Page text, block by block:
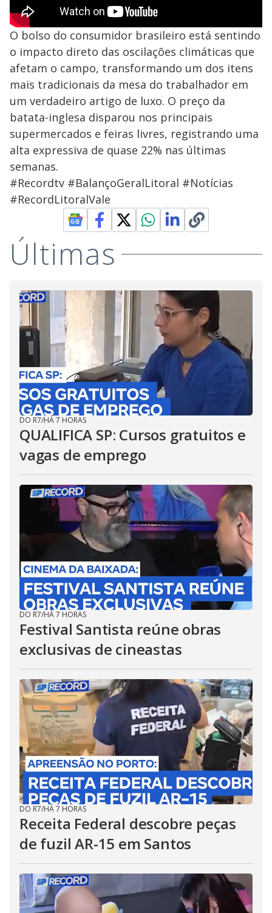
O bolso do consumidor brasileiro está sentindo
o impacto direto das oscilações climáticas que
afetam o campo, transformando um dos itens
mais tradicionais da mesa do trabalhador em
um verdadeiro artigo de luxo. O preço da
batata-inglesa disparou nos principais
supermercados e feiras livres, registrando uma
alta expressiva de quase 22% nas últimas
semanas.
#Recordtv #BalançoGeralLitoral #Notícias
#RecordLitoralVale
Últimas
DO R7/HÁ 7 HORAS
QUALIFICA SP: Cursos gratuitos e
vagas de emprego
DO R7/HÁ 7 HORAS
Festival Santista reúne obras
exclusivas de cineastas
DO R7/HÁ 7 HORAS
Receita Federal descobre peças
de fuzil AR-15 em Santos